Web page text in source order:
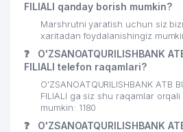
FILIALI qanday borish mumkin?
Marshrutni yaratish uchun siz
xaritadan foydalanishingiz
❓
O'ZSANOATQURILISHBANK
FILIALI telefon raqamlari?
O'ZSANOATQURILISHBANK ATB
FILIALI ga siz shu raqamlar orqali
mumkin: 1180
❓
O'ZSANOATQURILISHBANK